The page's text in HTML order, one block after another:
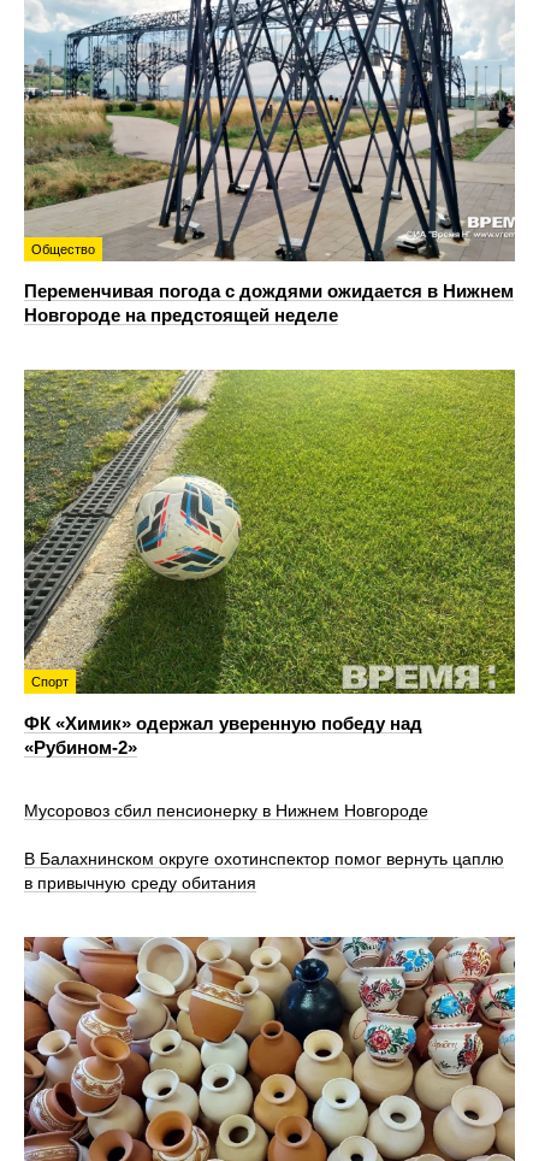
Общество
Переменчивая погода с дождями ожидается в Нижнем
Новгороде на предстоящей неделе
Спорт
ФК «Химик» одержал уверенную победу над
«Рубином‑2»
Мусоровоз сбил пенсионерку в Нижнем Новгороде
В Балахнинском округе охотинспектор помог вернуть цаплю
в привычную среду обитания